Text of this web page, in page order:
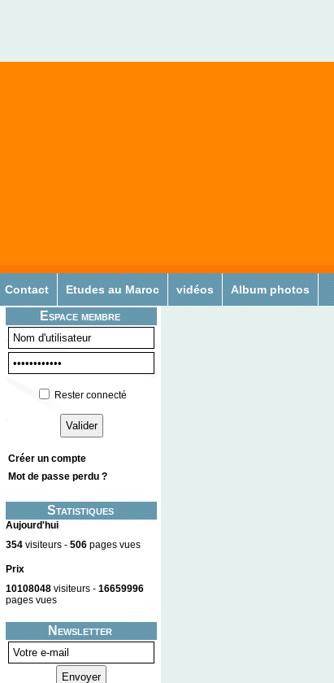
Contact Etudes au Maroc vidéos Album photos
Espace membre
Rester connecté
Créer un compte
Mot de passe perdu ?
Statistiques
Aujourd'hui
354 visiteurs - 506 pages vues
Prix
10108048 visiteurs - 16659996
pages vues
Newsletter